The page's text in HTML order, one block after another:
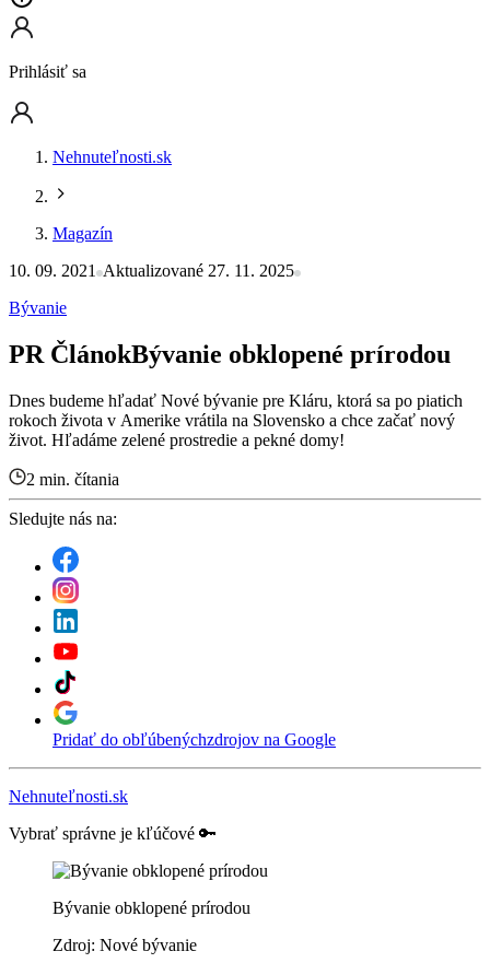
Prihlásiť sa
Nehnuteľnosti.sk
Magazín
10. 09. 2021 Aktualizované 27. 11. 2025
Bývanie
PR ČlánokBývanie obklopené prírodou
Dnes budeme hľadať Nové bývanie pre Kláru, ktorá sa po piatich
rokoch života v Amerike vrátila na Slovensko a chce začať nový
život. Hľadáme zelené prostredie a pekné domy!
2 min. čítania
Sledujte nás na:
Pridať do obľúbenýchzdrojov na Google
Nehnuteľnosti.sk
Vybrať správne je kľúčové 🔑
Bývanie obklopené prírodou
Zdroj: Nové bývanie